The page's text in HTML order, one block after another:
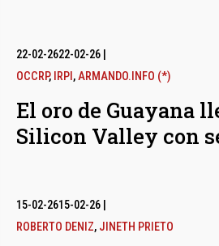
22-02-2622-02-26
OCCRP, IRPI ,ARMANDO.INFO (*)
El oro de Guayana
Silicon Valley con
15-02-2615-02-26
ROBERTO DENIZ, JINETH PRIETO